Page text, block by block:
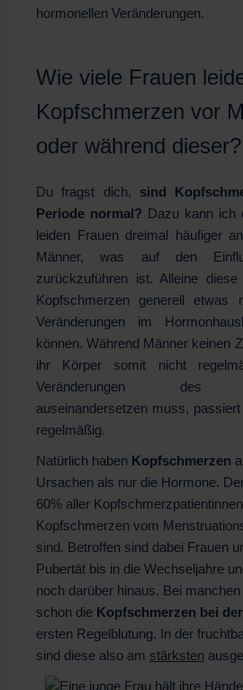
hormonellen Veränderungen.
Wie viele Frauen
Kopfschmerzen vor
oder während dieser?
Du fragst dich, sind
Periode normal? Dazu kann ich
leiden Frauen dreimal häufiger
Männer, was auf den
zurückzuführen ist. Alleine
Kopfschmerzen generell etwas
Veränderungen im
können. Während Männer keinen
ihr Körper somit nicht
Veränderungen des
auseinandersetzen muss,
regelmäßig.
Natürlich haben Kopfschmerzen
Ursachen als nur die Hormone.
60% aller
Kopfschmerzen vom
sind. Betroffen sind dabei Frauen
Pubertät bis in die Wechseljahre
noch darüber hinaus. Bei
schon die Kopfschmerzen bei
ersten Regelblutung. In der
sind diese also am stärksten